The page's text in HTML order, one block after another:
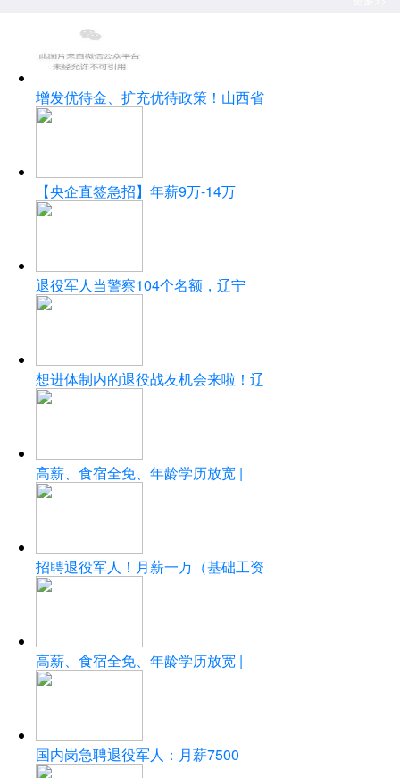
增发优待金、扩充优待政策！山西省
【央企直签急招】年薪9万-14万
退役军人当警察104个名额，辽宁
想进体制内的退役战友机会来啦！辽
高薪、食宿全免、年龄学历放宽 |
招聘退役军人！月薪一万（基础工资
高薪、食宿全免、年龄学历放宽 |
国内岗急聘退役军人：月薪7500